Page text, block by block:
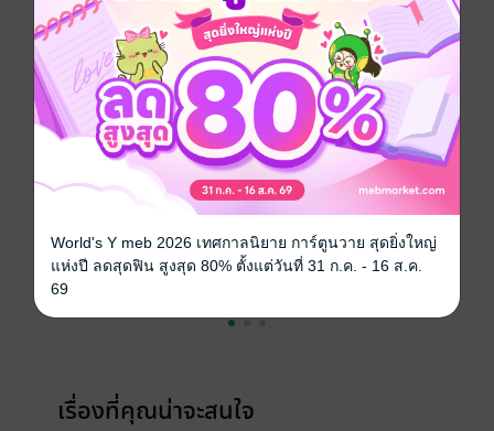
ซื้อ หรือติดต่อคนขายโดยตรงเลยจ้ะ
สั่งซื้อโดยตรงกับ สนพ.
เล่มอื่นๆ ในซีรีส์ ดูทั้งหมด
เรื่องที่คุณน่าจะสนใจ
World's Y meb 2026 เทศกาลนิยาย การ์ตูนวาย สุดยิ่งใหญ่
แห่งปี ลดสุดฟิน สูงสุด 80% ตั้งแต่วันที่ 31 ก.ค. - 16 ส.ค.
69